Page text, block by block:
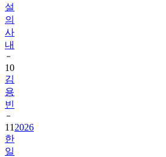
설
의
사
내
10
김
용
빈
11 2026
한
일